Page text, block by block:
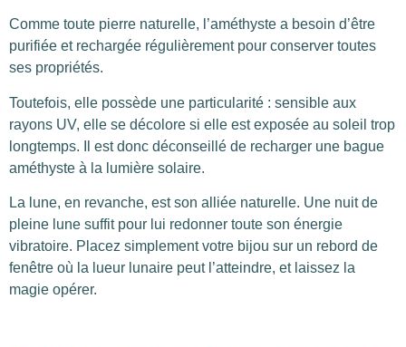
Comme toute pierre naturelle, l’améthyste a besoin d’être
purifiée et rechargée régulièrement pour conserver toutes
ses propriétés.
Toutefois, elle possède une particularité : sensible aux
rayons UV, elle se décolore si elle est exposée au soleil trop
longtemps. Il est donc déconseillé de recharger une bague
améthyste à la lumière solaire.
La lune, en revanche, est son alliée naturelle. Une nuit de
pleine lune suffit pour lui redonner toute son énergie
vibratoire. Placez simplement votre bijou sur un rebord de
fenêtre où la lueur lunaire peut l’atteindre, et laissez la
magie opérer.